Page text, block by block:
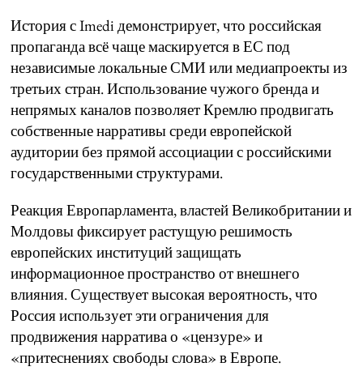
История с Imedi демонстрирует, что российская
пропаганда всё чаще маскируется в ЕС под
независимые локальные СМИ или медиапроекты из
третьих стран. Использование чужого бренда и
непрямых каналов позволяет Кремлю продвигать
собственные нарративы среди европейской
аудитории без прямой ассоциации с российскими
государственными структурами.
Реакция Европарламента, властей Великобритании и
Молдовы фиксирует растущую решимость
европейских институций защищать
информационное пространство от внешнего
влияния. Существует высокая вероятность, что
Россия использует эти ограничения для
продвижения нарратива о «цензуре» и
«притеснениях свободы слова» в Европе.